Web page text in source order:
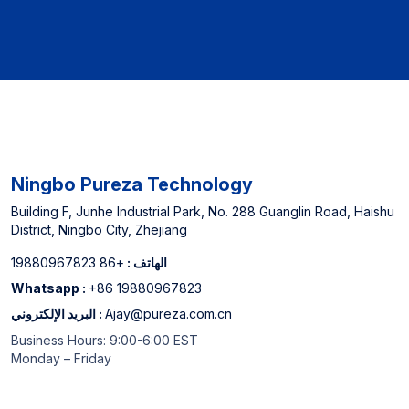
Ningbo Pureza Technology
Building F, Junhe Industrial Park, No. 288 Guanglin Road, Haishu
District, Ningbo City, Zhejiang
الهاتف : +86 19880967823
Whatsapp : +86 19880967823
البريد الإلكتروني : Ajay@pureza.com.cn
Business Hours: 9:00-6:00 EST
Monday – Friday